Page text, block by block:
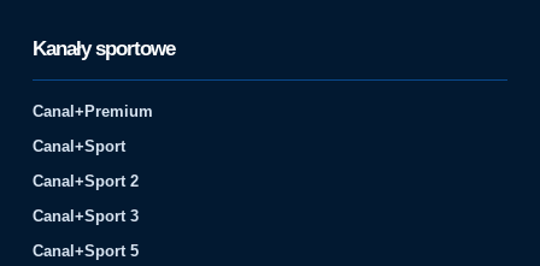
Kanały sportowe
Canal+Premium
Canal+Sport
Canal+Sport 2
Canal+Sport 3
Canal+Sport 5